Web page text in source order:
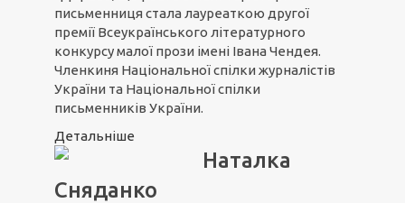
письменниця стала лауреаткою другої
премії Всеукраїнського літературного
конкурсу малої прози імені Івана Чендея.
Членкиня Національної спілки журналістів
України та Національної спілки
письменників України.
Детальніше
Наталка
Сняданко